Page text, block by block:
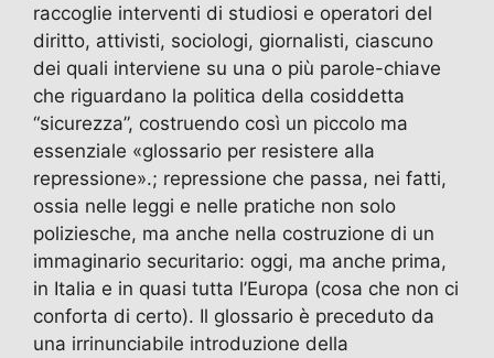
raccoglie interventi di studiosi e operatori del
diritto, attivisti, sociologi, giornalisti, ciascuno
dei quali interviene su una o più parole-chiave
che riguardano la politica della cosiddetta
“sicurezza”, costruendo così un piccolo ma
essenziale «glossario per resistere alla
repressione».; repressione che passa, nei fatti,
ossia nelle leggi e nelle pratiche non solo
poliziesche, ma anche nella costruzione di un
immaginario securitario: oggi, ma anche prima,
in Italia e in quasi tutta l’Europa (cosa che non ci
conforta di certo). Il glossario è preceduto da
una irrinunciabile introduzione della